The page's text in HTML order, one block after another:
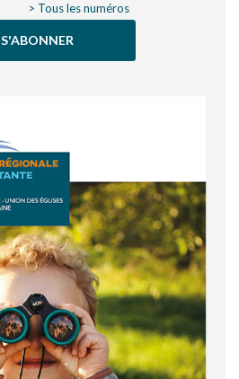
> Tous les numéros
S'ABONNER